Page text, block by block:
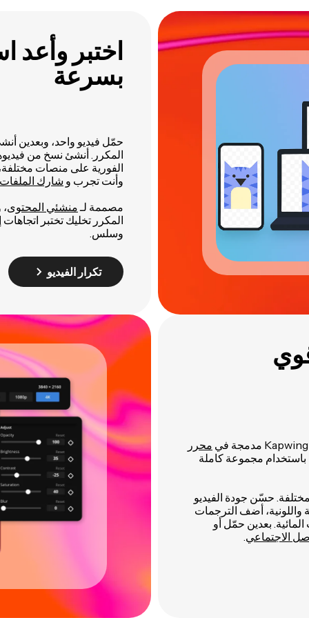
اختبر وأعد
بسرعة
المكرر. أنشئ نسخ من
الفورية على منصات
وأنت تجرب و شارك الملفات
مصممة لـ منشئي المحتوى
المكرر تخليك تختبر
وسلس.
تكرار الفيديو
محرر
مجموعة كاملة
حسّن جودة الفيديو
أضف الترجمات
بعدين حمّل أو
الاجتماعي